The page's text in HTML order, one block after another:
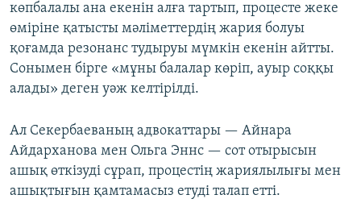
көпбалалы ана екенін алға тартып, процесте жеке
өміріне қатысты мәліметтердің жария болуы
қоғамда резонанс тудыруы мүмкін екенін айтты.
Сонымен бірге «мұны балалар көріп, ауыр соққы
алады» деген уәж келтірілді.
Ал Секербаеваның адвокаттары — Айнара
Айдарханова мен Ольга Эннс — сот отырысын
ашық өткізуді сұрап, процестің жариялылығы мен
ашықтығын қамтамасыз етуді талап етті.